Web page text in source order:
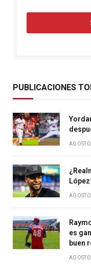
PUBLICACIONES
es
buen